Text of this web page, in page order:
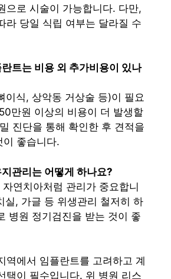
으로 시술이 가능합니다. 다만,
라 당일 식립 여부는 달라질 수
트는 비용 외 추가비용이 있나
이식, 상악동 거상술 등)이 필요
만원 이상의 비용이 더 발생할
진단을 통해 확인한 후 견적을
이 좋습니다.
관리는 어떻게 하나요?
연치아처럼 관리가 중요합니
실, 가글 등 위생관리 철저히 하
병원 정기검진을 받는 것이 좋
역에서 임플란트를 고려하고 계
택이 필수입니다. 위 병원 리스